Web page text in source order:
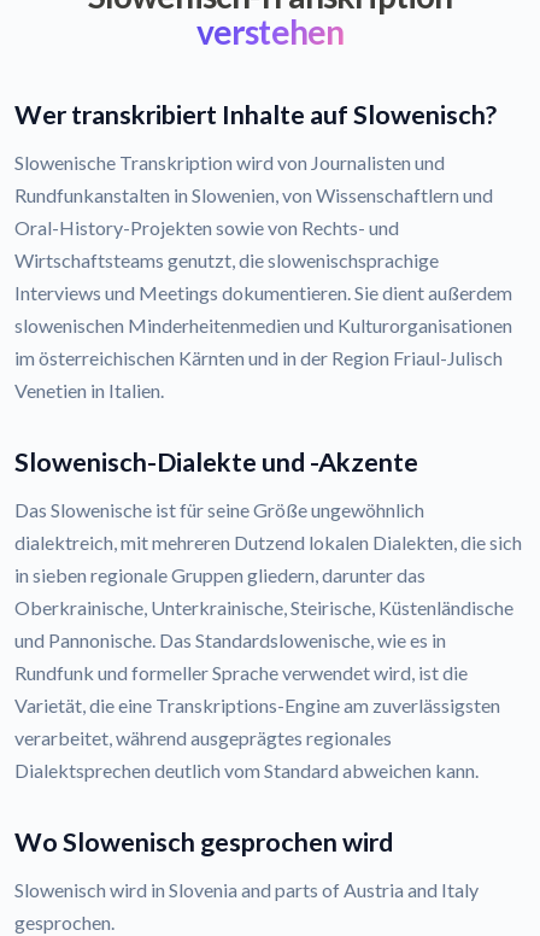
verstehen
Wer transkribiert Inhalte auf Slowenisch?
Slowenische Transkription wird von Journalisten und
Rundfunkanstalten in Slowenien, von Wissenschaftlern und
Oral-History-Projekten sowie von Rechts- und
Wirtschaftsteams genutzt, die slowenischsprachige
Interviews und Meetings dokumentieren. Sie dient außerdem
slowenischen Minderheitenmedien und Kulturorganisationen
im österreichischen Kärnten und in der Region Friaul-Julisch
Venetien in Italien.
Slowenisch-Dialekte und -Akzente
Das Slowenische ist für seine Größe ungewöhnlich
dialektreich, mit mehreren Dutzend lokalen Dialekten, die sich
in sieben regionale Gruppen gliedern, darunter das
Oberkrainische, Unterkrainische, Steirische, Küstenländische
und Pannonische. Das Standardslowenische, wie es in
Rundfunk und formeller Sprache verwendet wird, ist die
Varietät, die eine Transkriptions-Engine am zuverlässigsten
verarbeitet, während ausgeprägtes regionales
Dialektsprechen deutlich vom Standard abweichen kann.
Wo Slowenisch gesprochen wird
Slowenisch wird in Slovenia and parts of Austria and Italy
gesprochen.